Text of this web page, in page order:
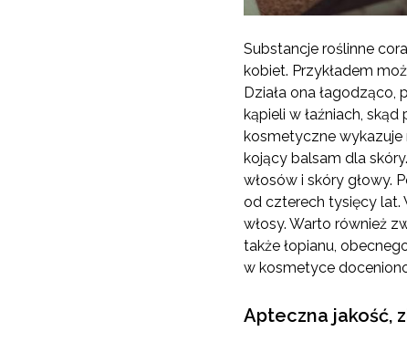
Substancje roślinne
kobiet. Przykładem
Działa ona
kąpieli w łaźniach,
kosmetyczne wykazuje
kojący balsam dla
włosów i skóry głowy.
od czterech tysięcy lat.
włosy. Warto również
także łopianu,
w kosmetyce
Apteczna jakość,